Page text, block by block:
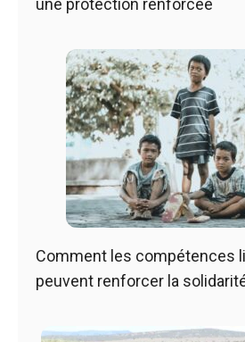
une protection renforcée
Comment les compétences
peuvent renforcer la